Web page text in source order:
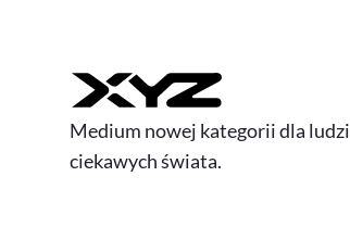
Medium nowej kategorii dla ludzi
ciekawych świata.